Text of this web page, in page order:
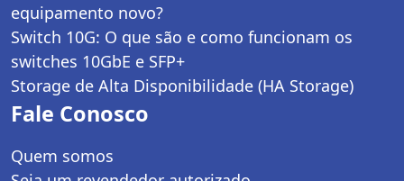
equipamento novo?
Switch 10G: O que são e como funcionam os
switches 10GbE e SFP+
Storage de Alta Disponibilidade (HA Storage)
Fale Conosco
Quem somos